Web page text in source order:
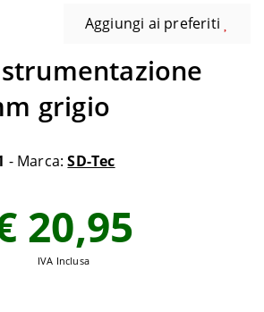
Aggiungi ai preferiti
grigio
- Marca:SD-Tec
20,95
IVA Inclusa